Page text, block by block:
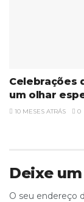
Celebrações
um olhar
10 MESES ATRÁS 0
Deixe
O seu endereço